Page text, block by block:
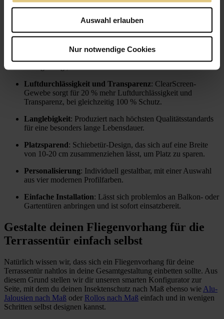
Auswahl erlauben
Nur notwendige Cookies
Vielseitigkeit: Geeignet für alle Arten von Türen,
Luftdurchlässigkeit und Transparenz: ClearScreen-
Gewebe sorgt für 20 % mehr Luftdurchlässigkeit und
Transparenz, bei gleichzeitig 100 % Schutz.
Langlebigkeit: Produziert nach höchsten Qualitätsstandards
für eine besonders lange Lebensdauer.
Platzsparend: Schiebetür-Design, das sich auf eine Breite
von 10-20 cm zusammenziehen lässt, um Platz zu sparen.
Personalisierung: Individuell gestaltbar, mit einer Auswahl
aus vier modernen Profilfarben.
Einfache Installation: Lässt sich problemlos an Balkon- oder
Gartentüren anbringen und ist sofort einsatzbereit.
Gestalte deinen Fliegenvorhang für die
Terrassentür einfach selbst
Natürlich wissen wir, dass sich ein Fliegenvorhang für deine
Terrassentür nahtlos in deine Gesamtgestaltung einbetten sollte. Aus
diesem Grund stellen wir dir unseren smarten Konfigurator zur
Seite, mit dem du deinen Insektenschutz nach Maß ebenso wie Alu-
Jalousien nach Maß oder Rollos nach Maß einfach und in wenigen
Schritten selbst designen kannst.